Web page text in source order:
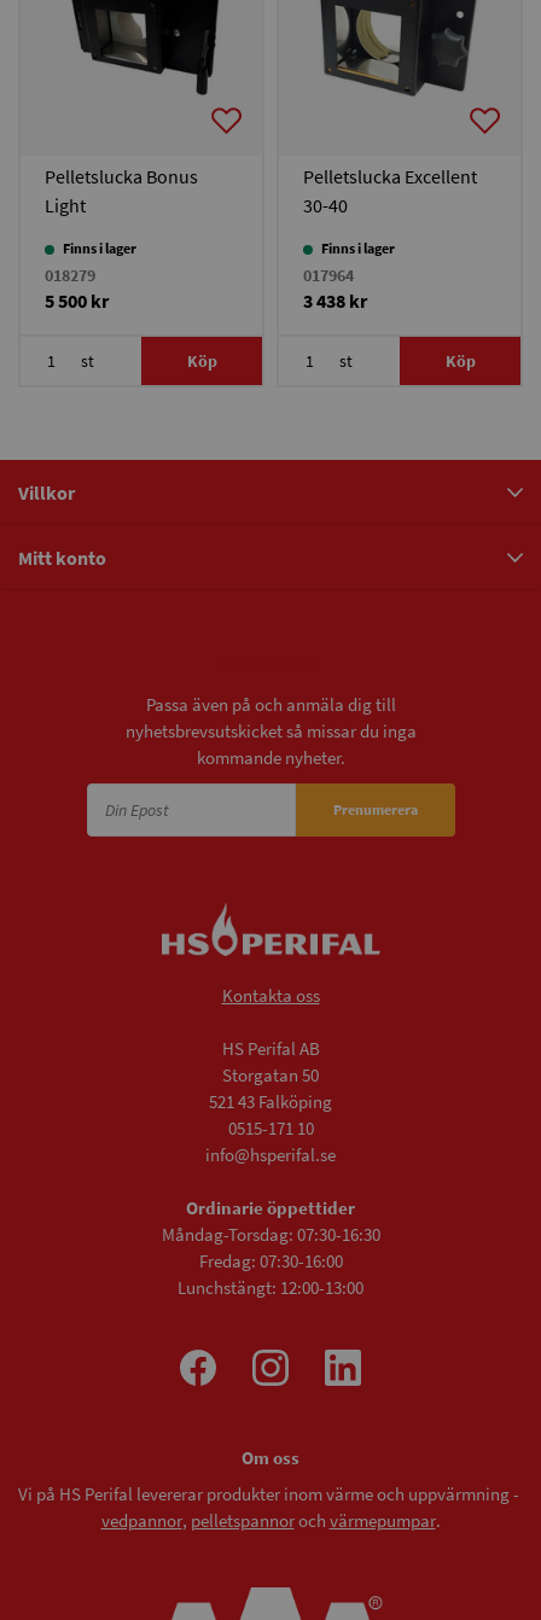
Pelletslucka Bonus
Light
Finns i lager
018279
5 500 kr
st Köp
Pelletslucka Excellent
30-40
Finns i lager
017964
3 438 kr
st Köp
Villkor
Mitt konto
Passa även på och anmäla dig till
nyhetsbrevsutskicket så missar du inga
kommande nyheter.
Prenumerera
Kontakta oss
HS Perifal AB
Storgatan 50
521 43 Falköping
0515-171 10
info@hsperifal.se
Ordinarie öppettider
Måndag-Torsdag: 07:30-16:30
Fredag: 07:30-16:00
Lunchstängt: 12:00-13:00
Om oss
Vi på HS Perifal levererar produkter inom värme och uppvärmning -
vedpannor, pelletspannoroch värmepumpar.